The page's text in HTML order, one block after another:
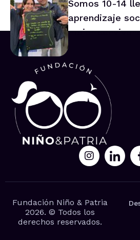
Somos 10-14
aprendizaje
mejor
Fundación Niño & Patria
2026. © Todos los
derechos reservados.